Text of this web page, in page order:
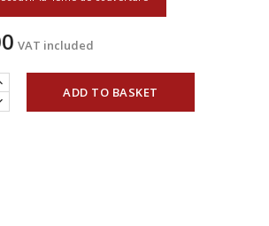
VAT included
ADD TO BASKET